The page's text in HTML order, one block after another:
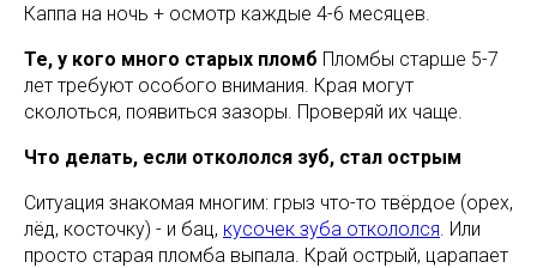
Каппа на ночь + осмотр каждые 4-6 месяцев.
Те, у кого много старых пломб Пломбы старше 5-7
лет требуют особого внимания. Края могут
сколоться, появиться зазоры. Проверяй их чаще.
Что делать, если откололся зуб, стал острым
Ситуация знакомая многим: грыз что-то твёрдое (орех,
лёд, косточку) - и бац, кусочек зуба откололся . Или
просто старая пломба выпала. Край острый, царапает